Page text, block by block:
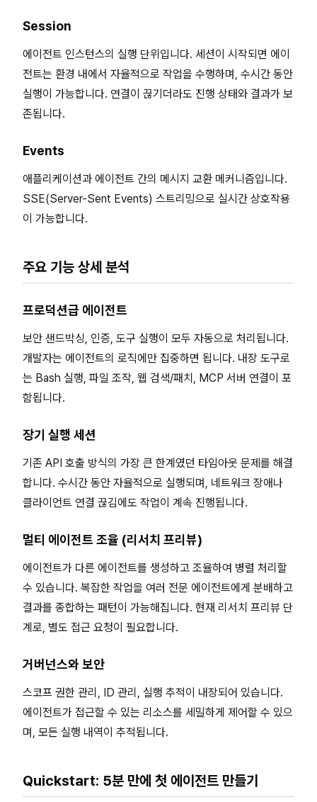
Session
에이전트 인스턴스의 실행 단위입니다. 세션이 시작되면 에이
전트는 환경 내에서 자율적으로 작업을 수행하며, 수시간 동안
실행이 가능합니다. 연결이 끊기더라도 진행 상태와 결과가 보
존됩니다.
Events
애플리케이션과 에이전트 간의 메시지 교환 메커니즘입니다.
SSE(Server-Sent Events) 스트리밍으로 실시간 상호작용
이 가능합니다.
주요 기능 상세 분석
프로덕션급 에이전트
보안 샌드박싱, 인증, 도구 실행이 모두 자동으로 처리됩니다.
개발자는 에이전트의 로직에만 집중하면 됩니다. 내장 도구로
는 Bash 실행, 파일 조작, 웹 검색/패치, MCP 서버 연결이 포
함됩니다.
장기 실행 세션
기존 API 호출 방식의 가장 큰 한계였던 타임아웃 문제를 해결
합니다. 수시간 동안 자율적으로 실행되며, 네트워크 장애나
클라이언트 연결 끊김에도 작업이 계속 진행됩니다.
멀티 에이전트 조율 (리서치 프리뷰)
에이전트가 다른 에이전트를 생성하고 조율하여 병렬 처리할
수 있습니다. 복잡한 작업을 여러 전문 에이전트에게 분배하고
결과를 종합하는 패턴이 가능해집니다. 현재 리서치 프리뷰 단
계로, 별도 접근 요청이 필요합니다.
거버넌스와 보안
스코프 권한 관리, ID 관리, 실행 추적이 내장되어 있습니다.
에이전트가 접근할 수 있는 리소스를 세밀하게 제어할 수 있으
며, 모든 실행 내역이 추적됩니다.
Quickstart: 5분 만에 첫 에이전트 만들기